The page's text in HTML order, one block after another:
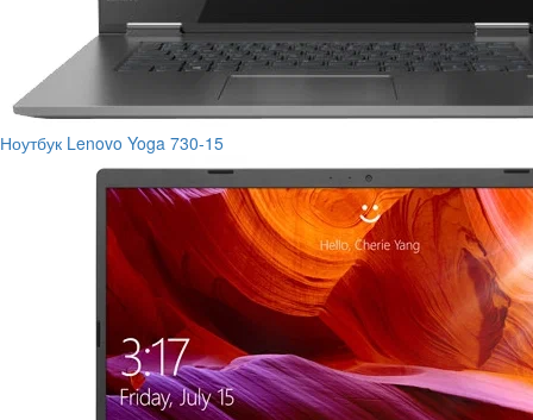
Ноутбук Lenovo Yoga 730-15